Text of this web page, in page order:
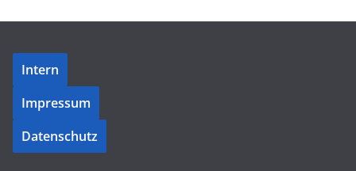
Intern
Impressum
Datenschutz